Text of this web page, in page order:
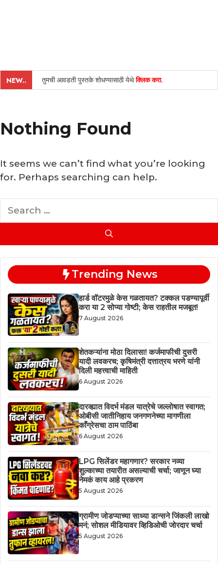
NEW.. तुमची आवडती पुस्तके शोधण्यासाठी येथेक्लिक करा.
Nothing Found
It seems we can’t find what you’re looking
for. Perhaps searching can help.
Trending News
हार्ड वॉटरमुळे केस गळतायत? टक्कल पडण्यापूर्वी
करा या 2 सोप्या गोष्टी; केस राहतील मजबूत!
7 August 2026
शेतकऱ्यांना मोठा दिलासा! कर्जमाफीची दुसरी
यादी लवकरच; कृषिमंत्री दत्तात्रय भरणे यांनी
दिली महत्त्वाची माहिती
6 August 2026
दारव्ह्यात विदर्भ मंडल यात्रेचे जल्लोषात स्वागत;
ओबीसी जातीनिहाय जनगणनेच्या मागणीला
काँग्रेसचा ठाम पाठिंबा
6 August 2026
LPG सिलेंडर महागणार? सरकार नव्या
शुल्काच्या तयारीत असल्याची चर्चा; जाणून घ्या
नेमकं काय आहे प्रकरण
5 August 2026
ग्रामीण जोडप्याच्या साध्या डान्सने जिंकली लाखो
मनं; सोशल मीडियावर व्हिडिओची जोरदार चर्चा
5 August 2026